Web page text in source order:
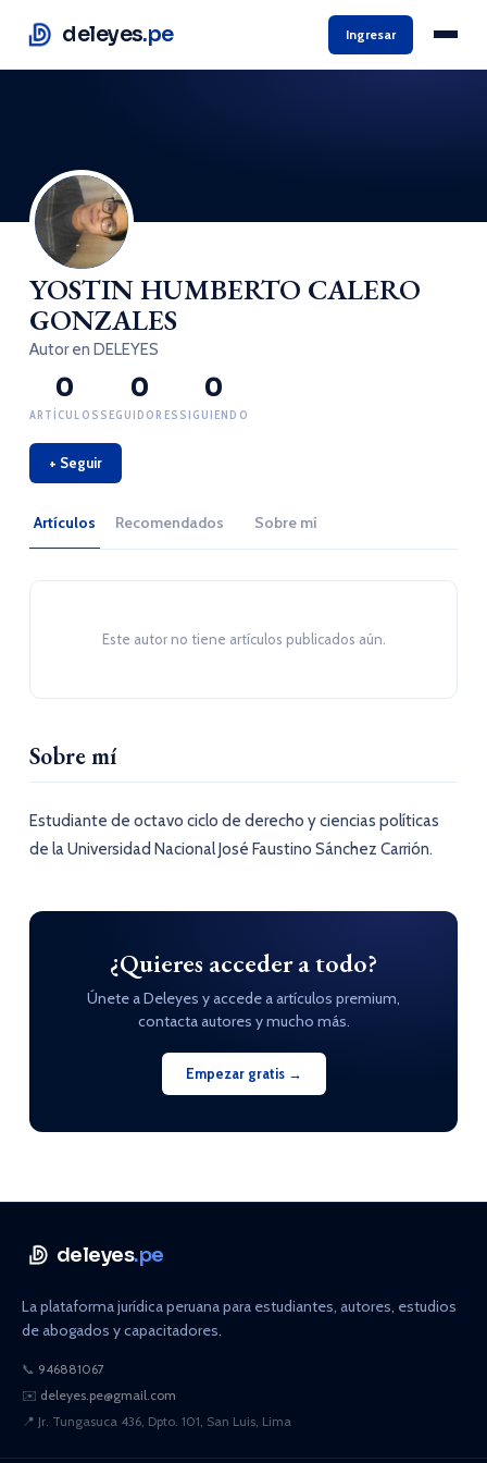
deleyes.pe Ingresar
YOSTIN HUMBERTO CALERO
GONZALES
Autor en DELEYES
0
ARTÍCULOS
0
SEGUIDORES
0
SIGUIENDO
+ Seguir
Artículos Recomendados Sobre mí
Este autor no tiene artículos publicados aún.
Sobre mí
Estudiante de octavo ciclo de derecho y ciencias políticas
de la Universidad Nacional José Faustino Sánchez Carrión.
¿Quieres acceder a todo?
Únete a Deleyes y accede a artículos premium,
contacta autores y mucho más.
Empezar gratis →
deleyes.pe
La plataforma jurídica peruana para estudiantes, autores, estudios
de abogados y capacitadores.
📞 946881067
✉️ deleyes.pe@gmail.com
📍 Jr. Tungasuca 436, Dpto. 101, San Luis, Lima